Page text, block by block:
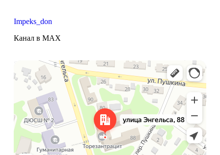
Impeks_don
Канал в MAX
Яндекс Карты
Карта Донецка с улицами и номерами домов — Яндекс Карты